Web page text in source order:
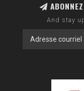
And stay